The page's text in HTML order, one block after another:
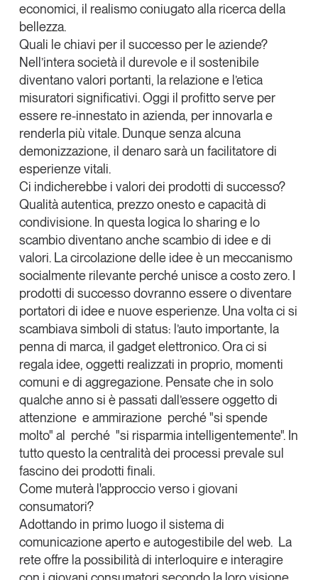
Tendenze è il magazine di GS1 Italy che racconta in
modo indipendente il cambiamento e le sfide del largo
consumo e dell’economia a professionisti e
consumatori
GS1 Italy GS1 Italy GS1 Italy
Tendenze
GS1 Italy
economici, il realismo coniugato alla ricerca della
bellezza.
Quali le chiavi per il successo per le aziende?
Nell’intera società il durevole e il sostenibile
diventano valori portanti, la relazione e l’etica
misuratori significativi. Oggi il profitto serve per
essere re-innestato in azienda, per innovarla e
renderla più vitale. Dunque senza alcuna
demonizzazione, il denaro sarà un facilitatore di
esperienze vitali.
Ci indicherebbe i valori dei prodotti di successo?
Qualità autentica, prezzo onesto e capacità di
condivisione. In questa logica lo sharing e lo
scambio diventano anche scambio di idee e di
valori. La circolazione delle idee è un meccanismo
socialmente rilevante perché unisce a costo zero. I
prodotti di successo dovranno essere o diventare
portatori di idee e nuove esperienze. Una volta ci si
scambiava simboli di status: l’auto importante, la
penna di marca, il gadget elettronico. Ora ci si
regala idee, oggetti realizzati in proprio, momenti
comuni e di aggregazione. Pensate che in solo
qualche anno si è passati dall’essere oggetto di
attenzione e ammirazione perché "si spende
molto" al perché "si risparmia intelligentemente". In
tutto questo la centralità dei processi prevale sul
fascino dei prodotti finali.
Come muterà l'approccio verso i giovani
consumatori?
Adottando in primo luogo il sistema di
comunicazione aperto e autogestibile del web. La
rete offre la possibilità di interloquire e interagire